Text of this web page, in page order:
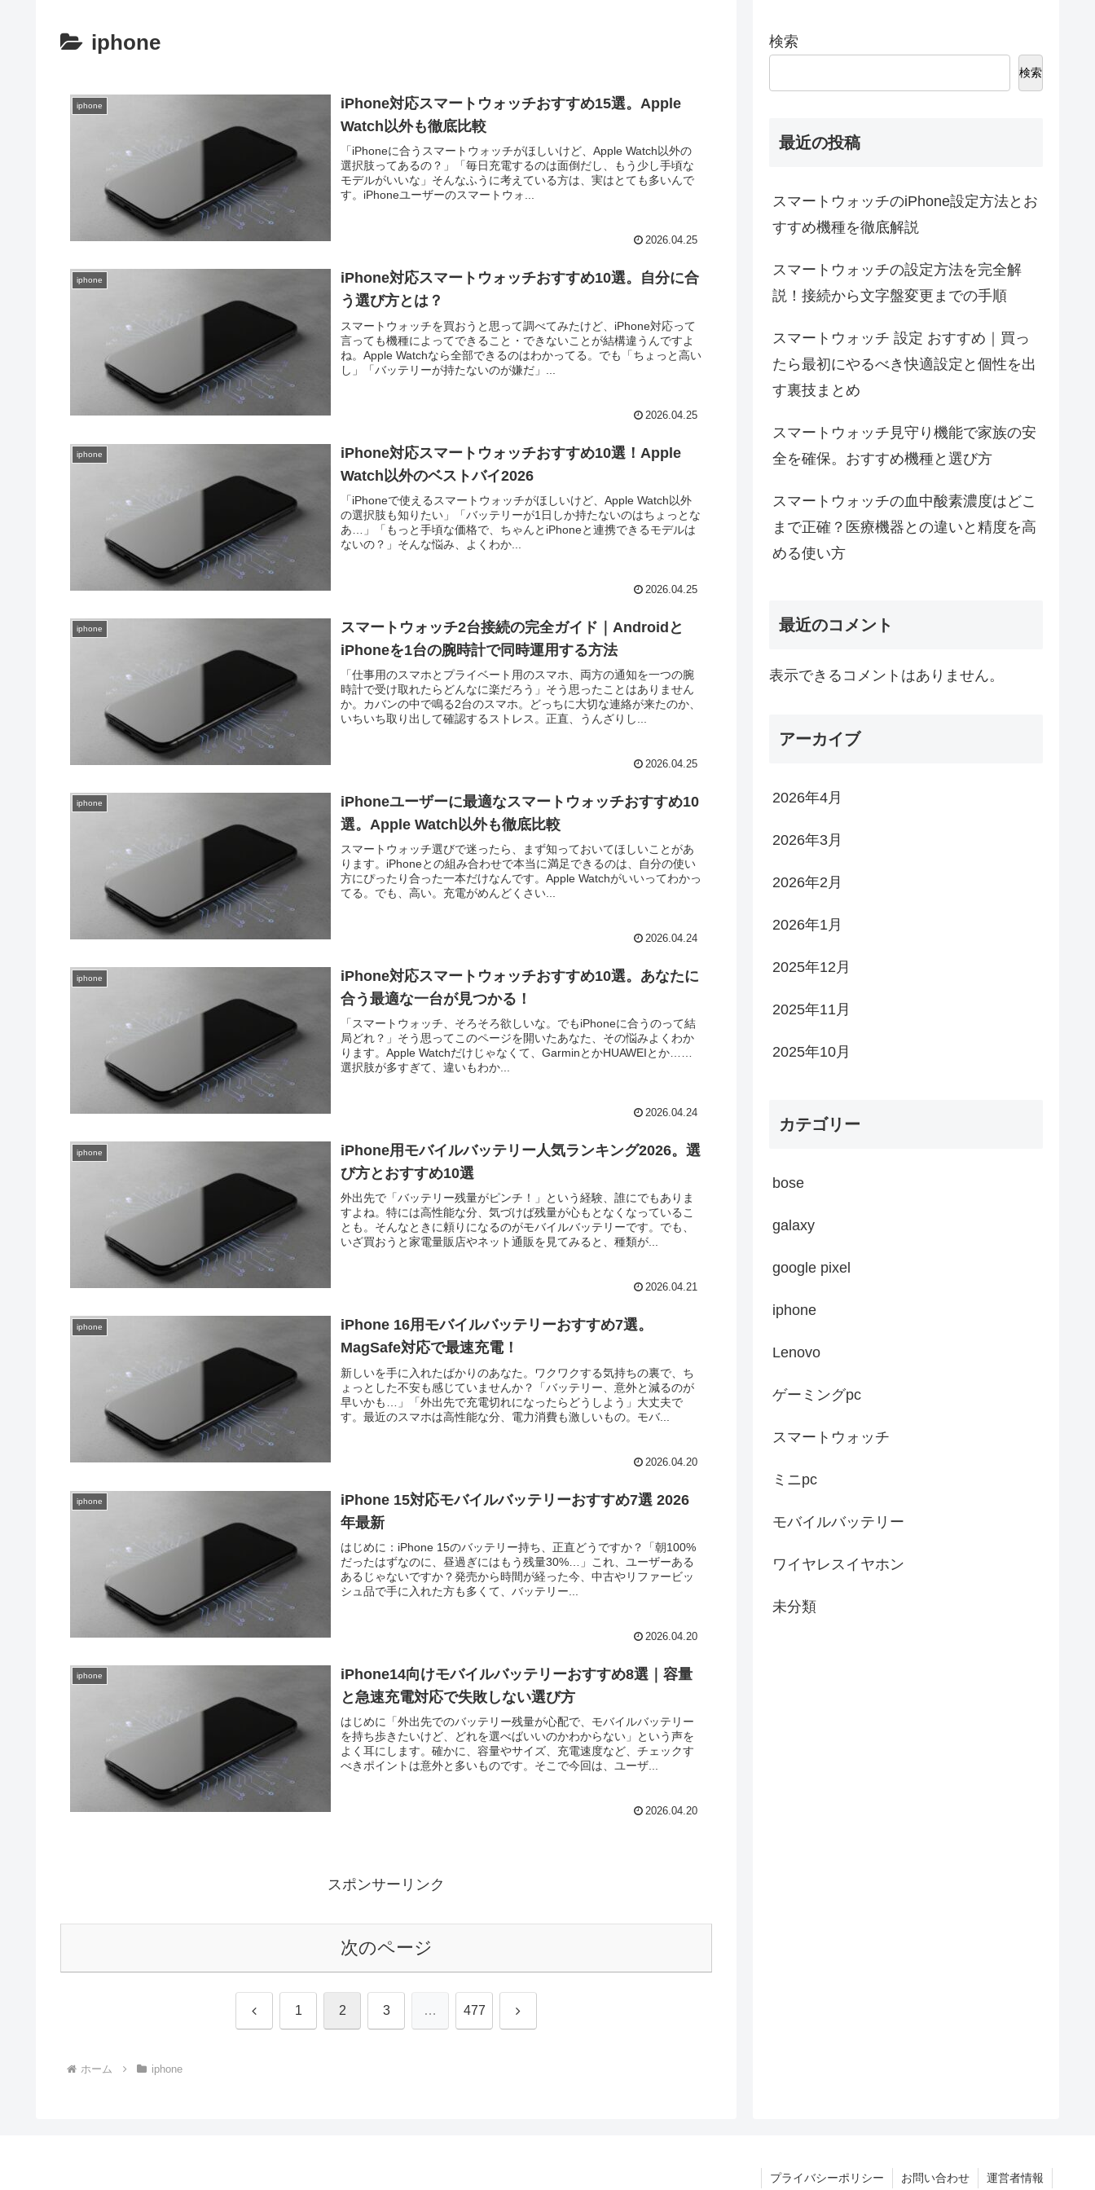
iphone
iphone
iPhone対応スマートウォッチおすすめ15選。Apple
Watch以外も徹底比較
「iPhoneに合うスマートウォッチがほしいけど、Apple Watch以外の
選択肢ってあるの？」「毎日充電するのは面倒だし、もう少し手頃な
モデルがいいな」そんなふうに考えている方は、実はとても多いんで
す。iPhoneユーザーのスマートウォ...
2026.04.25
iphone
iPhone対応スマートウォッチおすすめ10選。自分に合
う選び方とは？
スマートウォッチを買おうと思って調べてみたけど、iPhone対応って
言っても機種によってできること・できないことが結構違うんですよ
ね。Apple Watchなら全部できるのはわかってる。でも「ちょっと高い
し」「バッテリーが持たないのが嫌だ」...
2026.04.25
iphone
iPhone対応スマートウォッチおすすめ10選！Apple
Watch以外のベストバイ2026
「iPhoneで使えるスマートウォッチがほしいけど、Apple Watch以外
の選択肢も知りたい」「バッテリーが1日しか持たないのはちょっとな
あ…」「もっと手頃な価格で、ちゃんとiPhoneと連携できるモデルは
ないの？」そんな悩み、よくわか...
2026.04.25
iphone
スマートウォッチ2台接続の完全ガイド｜Androidと
iPhoneを1台の腕時計で同時運用する方法
「仕事用のスマホとプライベート用のスマホ、両方の通知を一つの腕
時計で受け取れたらどんなに楽だろう」そう思ったことはありません
か。カバンの中で鳴る2台のスマホ。どっちに大切な連絡が来たのか、
いちいち取り出して確認するストレス。正直、うんざりし...
2026.04.25
iphone
iPhoneユーザーに最適なスマートウォッチおすすめ10
選。Apple Watch以外も徹底比較
スマートウォッチ選びで迷ったら、まず知っておいてほしいことがあ
ります。iPhoneとの組み合わせで本当に満足できるのは、自分の使い
方にぴったり合った一本だけなんです。Apple Watchがいいってわかっ
てる。でも、高い。充電がめんどくさい...
2026.04.24
iphone
iPhone対応スマートウォッチおすすめ10選。あなたに
合う最適な一台が見つかる！
「スマートウォッチ、そろそろ欲しいな。でもiPhoneに合うのって結
局どれ？」そう思ってこのページを開いたあなた、その悩みよくわか
ります。Apple Watchだけじゃなくて、GarminとかHUAWEIとか……
選択肢が多すぎて、違いもわか...
2026.04.24
iphone
iPhone用モバイルバッテリー人気ランキング2026。選
び方とおすすめ10選
外出先で「バッテリー残量がピンチ！」という経験、誰にでもありま
すよね。特には高性能な分、気づけば残量が心もとなくなっているこ
とも。そんなときに頼りになるのがモバイルバッテリーです。でも、
いざ買おうと家電量販店やネット通販を見てみると、種類が...
2026.04.21
iphone
iPhone 16用モバイルバッテリーおすすめ7選。
MagSafe対応で最速充電！
新しいを手に入れたばかりのあなた。ワクワクする気持ちの裏で、ち
ょっとした不安も感じていませんか？「バッテリー、意外と減るのが
早いかも…」「外出先で充電切れになったらどうしよう」大丈夫で
す。最近のスマホは高性能な分、電力消費も激しいもの。モバ...
2026.04.20
iphone
iPhone 15対応モバイルバッテリーおすすめ7選 2026
年最新
はじめに：iPhone 15のバッテリー持ち、正直どうですか？「朝100%
だったはずなのに、昼過ぎにはもう残量30%…」これ、ユーザーある
あるじゃないですか？発売から時間が経った今、中古やリファービッ
シュ品で手に入れた方も多くて、バッテリー...
2026.04.20
iphone
iPhone14向けモバイルバッテリーおすすめ8選｜容量
と急速充電対応で失敗しない選び方
はじめに「外出先でのバッテリー残量が心配で、モバイルバッテリー
を持ち歩きたいけど、どれを選べばいいのかわからない」という声を
よく耳にします。確かに、容量やサイズ、充電速度など、チェックす
べきポイントは意外と多いものです。そこで今回は、ユーザ...
2026.04.20
スポンサーリンク
次のページ
前 1 2 3 … 477 次
ホーム iphone
検索
検索
最近の投稿
スマートウォッチのiPhone設定方法とお
すすめ機種を徹底解説
スマートウォッチの設定方法を完全解
説！接続から文字盤変更までの手順
スマートウォッチ 設定 おすすめ｜買っ
たら最初にやるべき快適設定と個性を出
す裏技まとめ
スマートウォッチ見守り機能で家族の安
全を確保。おすすめ機種と選び方
スマートウォッチの血中酸素濃度はどこ
まで正確？医療機器との違いと精度を高
める使い方
最近のコメント
表示できるコメントはありません。
アーカイブ
2026年4月
2026年3月
2026年2月
2026年1月
2025年12月
2025年11月
2025年10月
カテゴリー
bose
galaxy
google pixel
iphone
Lenovo
ゲーミングpc
スマートウォッチ
ミニpc
モバイルバッテリー
ワイヤレスイヤホン
未分類
プライバシーポリシー お問い合わせ 運営者情報